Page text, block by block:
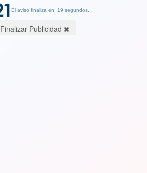
El aviso finaliza en: 19 segundos.
Finalizar Publicidad